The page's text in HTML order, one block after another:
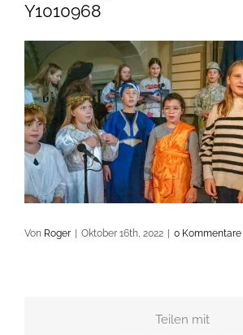
Y1010968
Von Roger Oktober 16th, 2022 0 Kommentare
Teilen mit